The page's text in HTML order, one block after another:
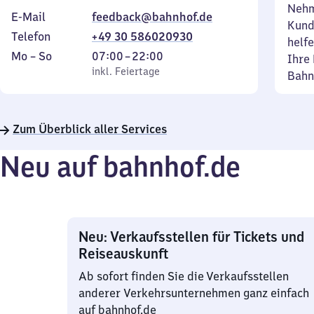
E-Mail
feedback@bahnhof.de
Telefon
+49 30 586020930
Montag
Mo – So,
inkl. Feiertage
07:00–22:00
Von
7
22
inkl. Feiertage
Ihre
Zum Überblick aller Services
Neu auf bahnhof.de
Neu: Verkaufsstellen für Tickets und
Reiseauskunft
Ab sofort finden Sie die Verkaufsstellen
anderer Verkehrsunternehmen ganz einfach
auf bahnhof.de